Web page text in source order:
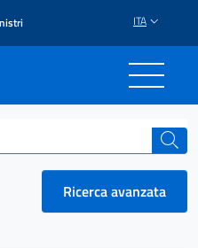
ITA
portale cerca
Ricerca avanzata